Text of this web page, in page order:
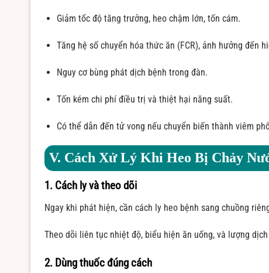
Giảm tốc độ tăng trưởng, heo chậm lớn, tốn cám.
Tăng hệ số chuyển hóa thức ăn (FCR), ảnh hưởng đến
Nguy cơ bùng phát dịch bệnh trong đàn.
Tốn kém chi phí điều trị và thiệt hại năng suất.
Có thể dẫn đến tử vong nếu chuyển biến thành viêm
V. Cách Xử Lý Khi Heo Bị Chảy
1. Cách ly và theo dõi
Ngay khi phát hiện, cần cách ly heo bệnh sang chuồng
Theo dõi liên tục nhiệt độ, biểu hiện ăn uống, và lượng
2. Dùng thuốc đúng cách